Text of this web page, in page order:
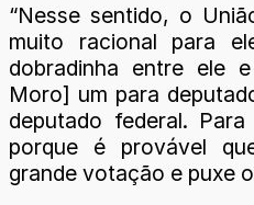
“Nesse sentido, o
muito racional para
dobradinha entre ele
Moro] um para
deputado federal.
porque é provável
grande votação e puxe